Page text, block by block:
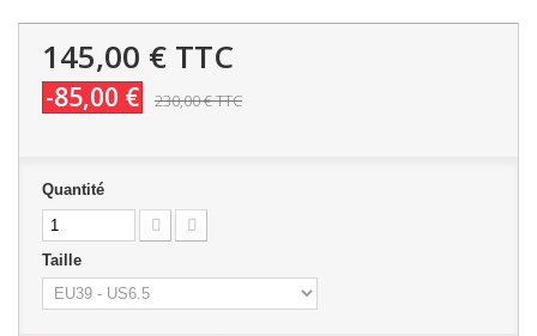
145,00 € TTC
-85,00 € 230,00 €TTC
Quantité
Taille